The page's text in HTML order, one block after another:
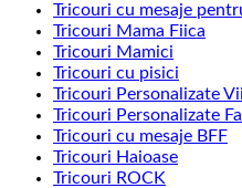
Tricouri cu mesaje
Tricouri Mama Fiica
Tricouri Mamici
Tricouri cu pisici
Tricouri Personalizate
Tricouri Personalizate
Tricouri cu mesaje BFF
Tricouri Haioase
Tricouri ROCK